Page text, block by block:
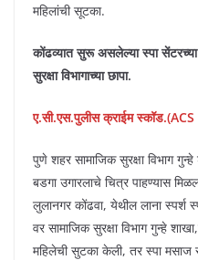
महिलांची सूटका.
कोंढव्यात सुरू असलेल्या स्पा सेंटरच्या
सुरक्षा विभागाच्या छापा.
ए.सी.एस.पुलीस क्राईम
पुणे शहर सामाजिक सुरक्षा विभाग
बडगा उगारलाचे चित्र पाहण्यास
लुलानगर कोंढवा, येथील लाना
वर सामाजिक सुरक्षा विभाग गुन्हे
महिलेची सुटका केली, तर स्पा मसाज